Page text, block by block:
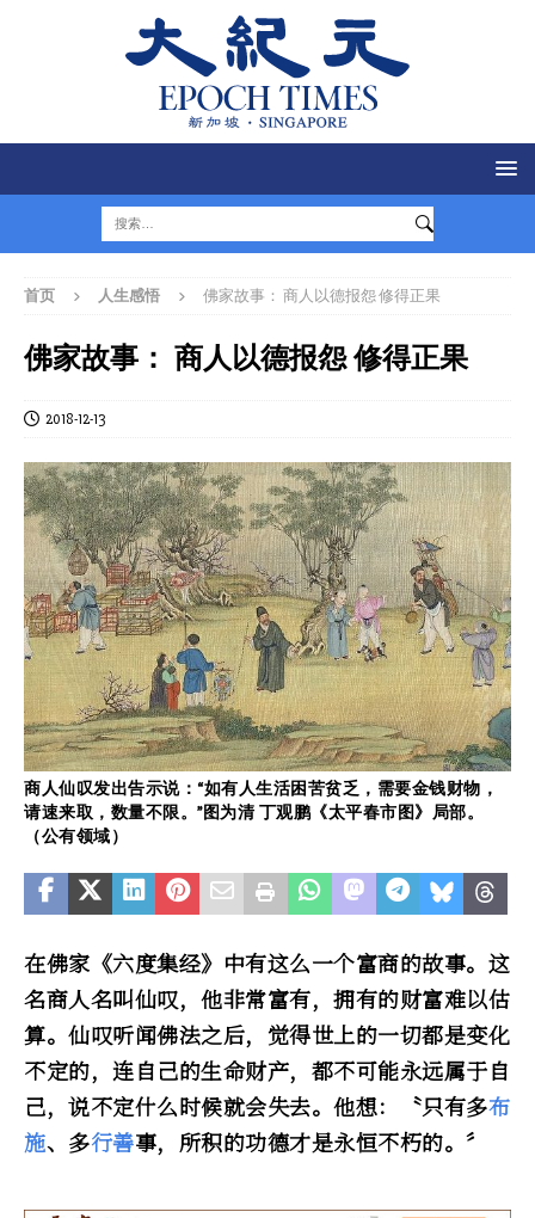
首页 人生感悟 佛家故事： 商人以德报怨 修得正果
佛家故事： 商人以德报怨 修得正果
2018-12-13
商人仙叹发出告示说：“如有人生活困苦贫乏，需要金钱财物，
请速来取，数量不限。”图为清 丁观鹏《太平春市图》局部。
（公有领域）
在佛家《六度集经》中有这么一个富商的故事。这
名商人名叫仙叹，他非常富有，拥有的财富难以估
算。仙叹听闻佛法之后，觉得世上的一切都是变化
不定的，连自己的生命财产，都不可能永远属于自
己，说不定什么时候就会失去。他想：〝只有多布
施、多行善事，所积的功德才是永恒不朽的。〞